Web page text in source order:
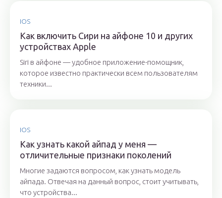
IOS
Как включить Сири на айфоне 10 и других
устройствах Apple
Siri в айфоне — удобное приложение-помощник,
которое известно практически всем пользователям
техники...
IOS
Как узнать какой айпад у меня —
отличительные признаки поколений
Многие задаются вопросом, как узнать модель
айпада. Отвечая на данный вопрос, стоит учитывать,
что устройства...